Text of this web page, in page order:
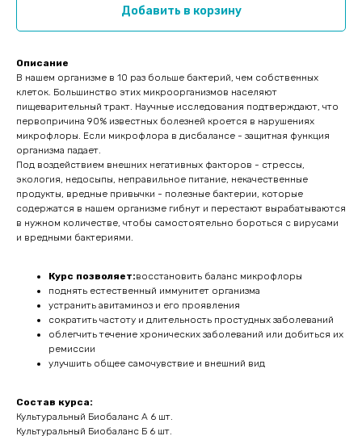
Добавить в корзину
Описание
В нашем организме в 10 раз больше бактерий, чем собственных
клеток. Большинство этих микроорганизмов населяют
пищеварительный тракт. Научные исследования подтверждают, что
первопричина 90% известных болезней кроется в нарушениях
микрофлоры. Если микрофлора в дисбалансе - защитная функция
организма падает.
Под воздействием внешних негативных факторов - стрессы,
экология, недосыпы, неправильное питание, некачественные
продукты, вредные привычки - полезные бактерии, которые
содержатся в нашем организме гибнут и перестают вырабатываются
в нужном количестве, чтобы самостоятельно бороться с вирусами
и вредными бактериями.
Курс позволяет:восстановить баланс микрофлоры
поднять естественный иммунитет организма
устранить авитаминоз и его проявления
сократить частоту и длительность простудных заболеваний
облегчить течение хронических заболеваний или добиться их
ремиссии
улучшить общее самочувствие и внешний вид
Состав курса:
Культуральный Биобаланс А 6 шт.
Культуральный Биобаланс Б 6 шт.